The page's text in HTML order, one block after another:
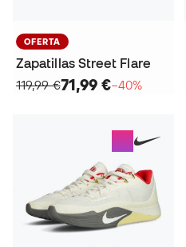
OFERTA
Zapatillas Street Flare
119,99 €71,99 €−40%